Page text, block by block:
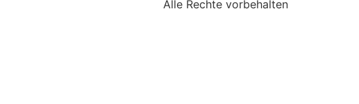
Alle Rechte vorbehalten